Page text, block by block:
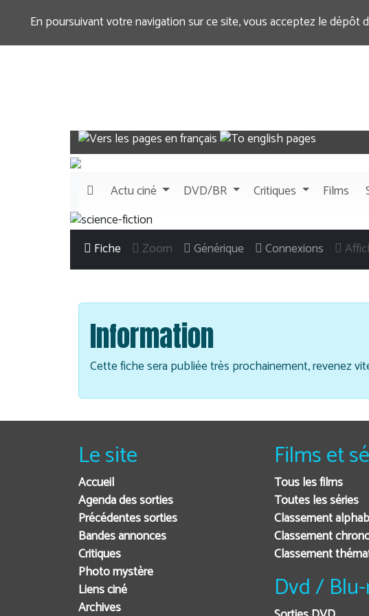
En poursuivant votre navigation sur ce site, vous acceptez le dépôt
Actuciné DVD/BR Critiques Films
Fiche Zoom Générique Connexions
Information
Cette fiche sera publiée très prochainement, revenez
Le site
Accueil
Agenda des sorties
Précédentes sorties
Bandes annonces
Critiques
Photo mystère
Liens ciné
Archives
Films et
Tous les films
Toutes les séries
Classement
Classement
Classement
Dvd /